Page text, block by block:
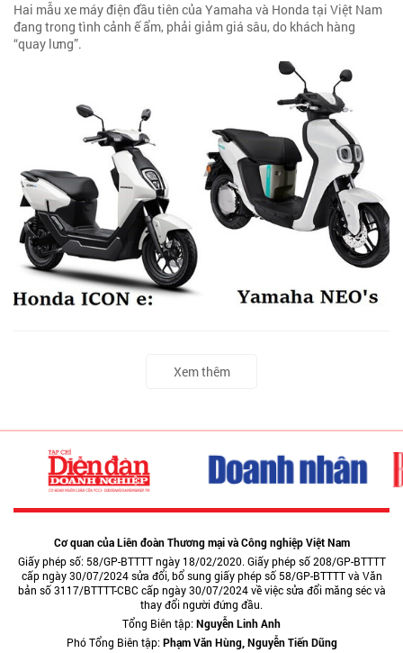
Hai mẫu xe máy điện đầu tiên của Yamaha và Honda tại Việt Nam
đang trong tình cảnh ế ẩm, phải giảm giá sâu, do khách hàng
“quay lưng”.
Xem thêm
Cơ quan của Liên đoàn Thương mại và Công nghiệp Việt Nam
Giấy phép số: 58/GP-BTTTT ngày 18/02/2020. Giấy phép số 208/GP-BTTTT
cấp ngày 30/07/2024 sửa đổi, bổ sung giấy phép số 58/GP-BTTTT và Văn
bản số 3117/BTTTT-CBC cấp ngày 30/07/2024 về việc sửa đổi măng séc và
thay đổi người đứng đầu.
Tổng Biên tập:Nguyễn Linh Anh
Phó Tổng Biên tập:Phạm Văn Hùng, Nguyễn Tiến Dũng